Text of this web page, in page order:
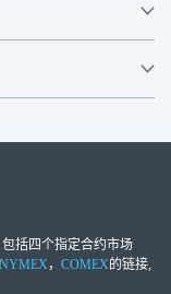
括四个指定合约市场
NYMEX， COMEX的链接,